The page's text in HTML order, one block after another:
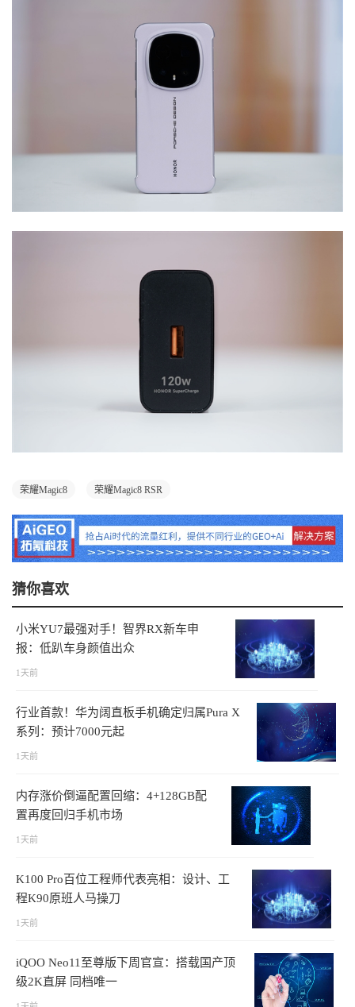
荣耀Magic8 荣耀Magic8 RSR
猜你喜欢
小米YU7最强对手！智界RX新车申
报：低趴车身颜值出众
1天前
行业首款！华为阔直板手机确定归属Pura X
系列：预计7000元起
1天前
内存涨价倒逼配置回缩：4+128GB配
置再度回归手机市场
1天前
K100 Pro百位工程师代表亮相：设计、工
程K90原班人马操刀
1天前
iQOO Neo11至尊版下周官宣：搭载国产顶
级2K直屏 同档唯一